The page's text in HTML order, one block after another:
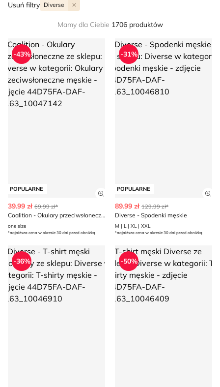
Usuń filtry Diverse
Mamy dla Ciebie 1706 produktów
- Okulary przeciwsłoneczne
POPULARNE
-43%
Zobacz szczegóły produktu
39.99 zł 69.99 zł*
Coalition - Okulary przeciwsłoneczne
one size
*najniższa cena w okresie 30 dni przed obniżką
Diverse - Spodenki męskie
POPULARNE
-31%
89.99 zł 129.99 zł*
Diverse - Spodenki męskie
M | L | XL | XXL
*najniższa cena w okresie 30 dni przed obniżką
- T-shirt męski wiosenny
-36%
T-shirt męski Diverse
-50%